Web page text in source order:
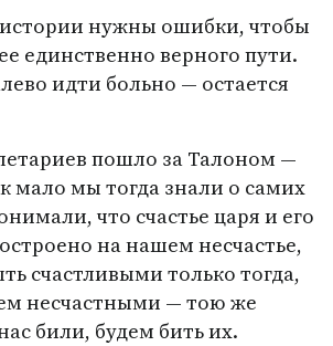
нужны ошибки, чтобы
единственно верного пути.
идти больно — остается
пошло за Талоном —
мало мы тогда знали о самих
что счастье царя и его
на нашем несчастье,
счастливыми только тогда,
несчастными — тою же
били, будем бить их.